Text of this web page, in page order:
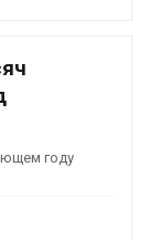
году